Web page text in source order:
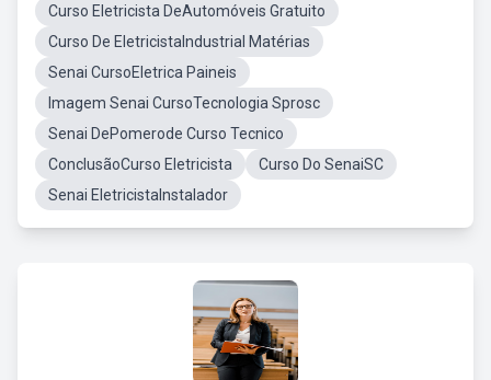
Curso Eletricista DeAutomóveis Gratuito
Curso De EletricistaIndustrial Matérias
Senai CursoEletrica Paineis
Imagem Senai CursoTecnologia Sprosc
Senai DePomerode Curso Tecnico
ConclusãoCurso Eletricista
Curso Do SenaiSC
Senai EletricistaInstalador